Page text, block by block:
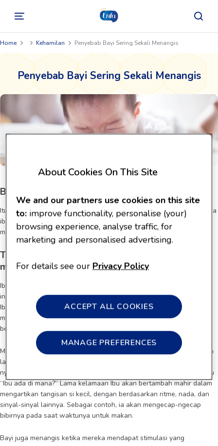
Home Kehamilan Penyebab Bayi Sering Sekali Menangis
Penyebab Bayi Sering Sekali Menangis
Bayi rewel atau menangis
Itu adalah satu-satunya cara untuk berkomunikasi pada usia ini. Maka
ibu harus mengetahui penyebab bayi yang sering rewel atau
menangis
Tangisan si kecil atau ketika dia rewel dapat
membuat orang tua baru menjadi bingung
Ibu merasa seperti ada sesuatu yang salah, sementara Ibu sangat
ingin memberikan yang terbaik supaya si kecil selalu baik-baik saja.
Ibu tidak perlu terlalu mengambil hati tangisannya itu. Si kecil pasti
menangis atau rewel. Tangisan adalah satu-satunya cara mereka
berkomunikasi pada usia ini.
Mereka menangis atau rewel untuk memberi tahu Ibu bahwa mereka
lapar, lelah, basah, atau ada hal lain yang membuat mereka tidak
nyaman. Si kecil juga menangis untuk mengatakan, “Aku bosan” atau
“Ibu ada di mana?” Lama kelamaan Ibu akan bertambah mahir dalam
mengartikan tangisan si kecil, dengan berdasarkan ritme, nada, dan
sinyal-sinyal lainnya. Sebagai contoh, ia akan mengecap-ngecap
bibirnya pada saat waktunya untuk makan.
Bayi juga menangis ketika mereka mendapat stimulasi yang
About Cookies On This Site
We and our partners use cookies on this site
to: improve functionality, personalise (your)
browsing experience, analyse traffic, for
marketing and personalised advertising.
For details see our Privacy Policy
MANAGE PREFERENCES
ACCEPT ALL COOKIES